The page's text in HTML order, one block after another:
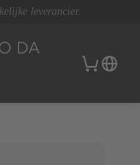
leverancier.